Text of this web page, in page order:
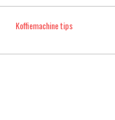
Koffiemachine tips